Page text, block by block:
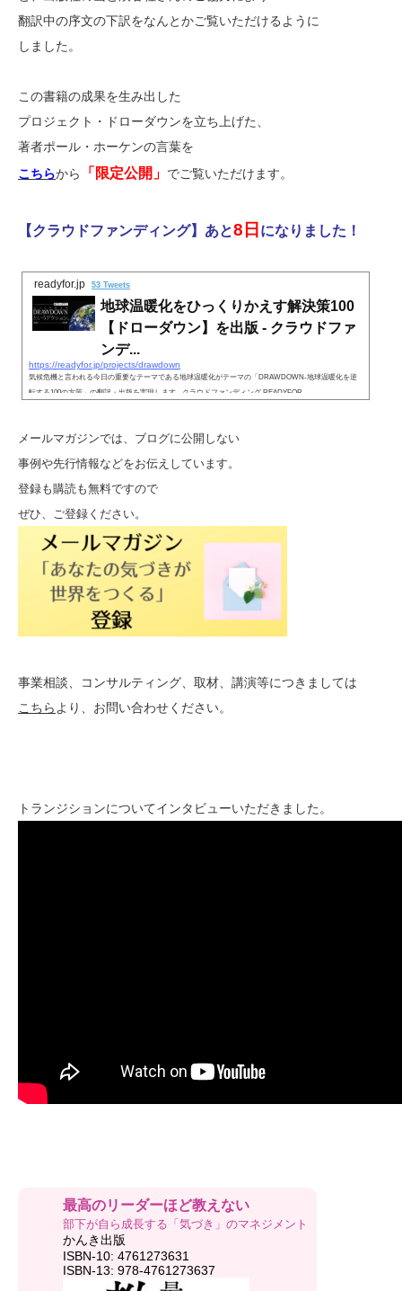
翻訳中の序文の下訳をなんとかご覧いただけるように
しました。
この書籍の成果を生み出した
プロジェクト・ドローダウンを立ち上げた、
著者ポール・ホーケンの言葉を
こちらから 「限定公開」 でご覧いただけます。
【クラウドファンディング】あと8日 になりました！
readyfor.jp 53 Tweets
地球温暖化をひっくりかえす解決策100
【ドローダウン】を出版 - クラウドファ
ンデ...
https://readyfor.jp/projects/drawdown
気候危機と言われる今日の重要なテーマである地球温暖化がテーマの「DRAWDOWN-地球温暖化を逆
転する100の方策」の翻訳・出版を実現します - クラウドファンディング READYFOR
メールマガジンでは、ブログに公開しない
事例や先行情報などをお伝えしています。
登録も購読も無料ですので
ぜひ、ご登録ください。
事業相談、コンサルティング、取材、講演等につきましては
こちら より、お問い合わせください。
トランジションについてインタビューいただきました。
最高のリーダーほど教えない
部下が自ら成長する「気づき」のマネジメント
かんき出版
ISBN-10: 4761273631
ISBN-13: 978-4761273637